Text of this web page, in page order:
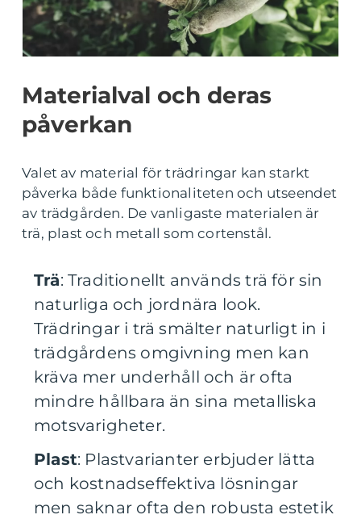
Materialval och deras
påverkan
Valet av material för trädringar kan starkt
påverka både funktionaliteten och utseendet
av trädgården. De vanligaste materialen är
trä, plast och metall som cortenstål.
Trä: Traditionellt används trä för sin
naturliga och jordnära look.
Trädringar i trä smälter naturligt in i
trädgårdens omgivning men kan
kräva mer underhåll och är ofta
mindre hållbara än sina metalliska
motsvarigheter.
Plast: Plastvarianter erbjuder lätta
och kostnadseffektiva lösningar
men saknar ofta den robusta estetik